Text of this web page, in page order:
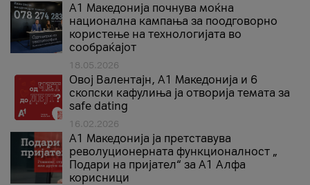
A1 Македонија почнува моќна
национална кампања за поодговорно
користење на технологијата во
сообраќајот
18.05.2026
Овој Валентајн, A1 Македонија и 6
скопски кафулиња ја отворија темата за
safe dating
16.02.2026
А1 Македонија ја претставува
револуционерната функционалност „
Подари на пријател“ за А1 Алфа
корисници